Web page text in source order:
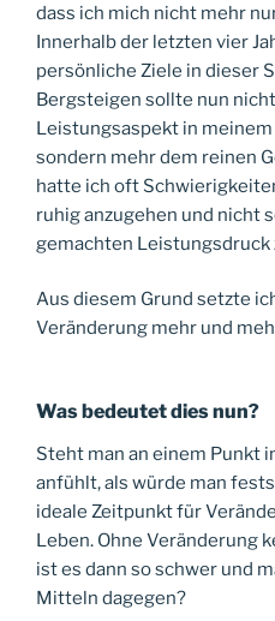
dass ich mich nicht mehr
Innerhalb der letzten vier
persönliche Ziele in dieser
Bergsteigen sollte nun
Leistungsaspekt in
sondern mehr dem reinen
hatte ich oft
ruhig anzugehen und nicht
gemachten Leistungsdruck
Aus diesem Grund setzte
Veränderung mehr und
Was bedeutet dies nun?
Steht man an einem Punkt
anfühlt, als würde man
ideale Zeitpunkt für
Leben. Ohne Veränderung
ist es dann so schwer und
Mitteln dagegen?